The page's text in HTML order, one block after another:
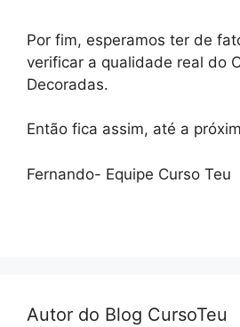
Por fim, esperamos ter de
verificar a qualidade real do
Decoradas.
Então fica assim, até a
Fernando- Equipe Curso Teu
Autor do Blog CursoTeu